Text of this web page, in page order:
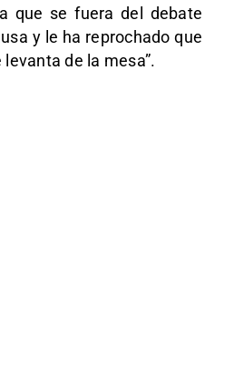
que se fuera del debate
y le ha reprochado que
de la mesa”.